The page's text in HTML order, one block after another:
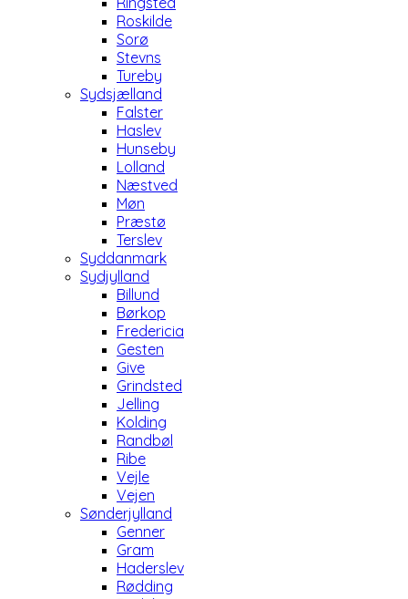
Roskilde
Sorø
Stevns
Tureby
Sydsjælland
Falster
Haslev
Hunseby
Lolland
Næstved
Møn
Præstø
Terslev
Syddanmark
Sydjylland
Billund
Børkop
Fredericia
Gesten
Give
Grindsted
Jelling
Kolding
Randbøl
Ribe
Vejle
Vejen
Sønderjylland
Genner
Gram
Haderslev
Rødding